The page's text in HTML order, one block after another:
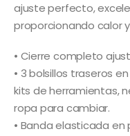
ajuste perfecto,
proporcionando calor
• Cierre completo
• 3 bolsillos traseros
kits de herramientas,
ropa para cambiar.
• Banda elasticada